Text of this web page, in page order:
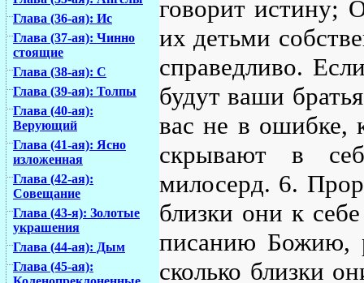
Глава (36-ая): Ис
Глава (37-ая): Чинно
стоящие
Глава (38-ая): С
Глава (39-ая): Толпы
Глава (40-ая):
Верующий
Глава (41-ая): Ясно
изложенная
Глава (42-ая):
Совещание
Глава (43-я): Золотые
украшения
Глава (44-ая): Дым
Глава (45-ая):
говорит истину;
их детьми
справедливо.
будут ваши
вас не в ошибке,
скрывают в
милосерд. 6.
близки они к
писанию Божию,
сколько близки